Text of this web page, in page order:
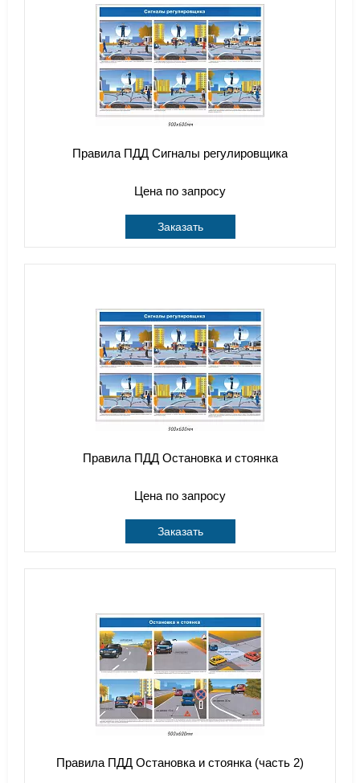
Правила ПДД Сигналы регулировщика
Цена по запросу
Заказать
Правила ПДД Остановка и стоянка
Цена по запросу
Заказать
Правила ПДД Остановка и стоянка (часть 2)